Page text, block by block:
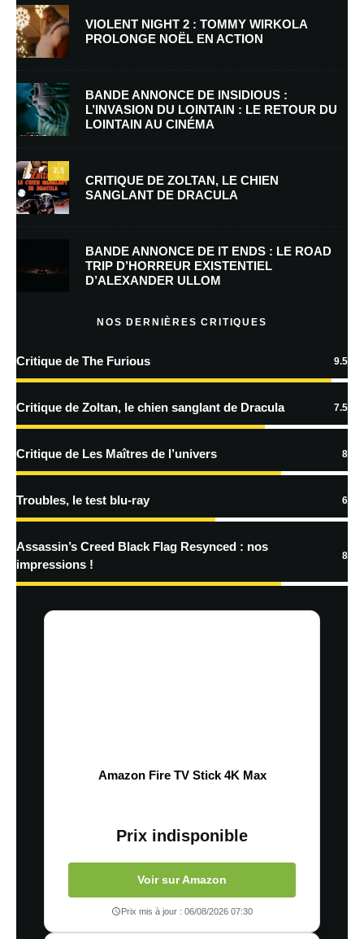
Nom*
E-mail* Site web
Enregistrer mon nom, mon e-mail et mon site dans le navigateur pour
mon prochain commentaire.
Prévenez-moi de tous les nouveaux commentaires par e-mail.
En savoir
traitées
VIOLENT NIGHT 2 : TOMMY WIRKOLA
PROLONGE NOËL EN ACTION
BANDE ANNONCE DE INSIDIOUS :
L’INVASION DU LOINTAIN : LE RETOUR DU
LOINTAIN AU CINÉMA
7.5
CRITIQUE DE ZOLTAN, LE CHIEN
SANGLANT DE DRACULA
BANDE ANNONCE DE IT ENDS : LE ROAD
TRIP D’HORREUR EXISTENTIEL
D’ALEXANDER ULLOM
NOS DERNIÈRES CRITIQUES
Critique de The Furious 9.5
Critique de Zoltan, le chien sanglant de Dracula 7.5
Critique de Les Maîtres de l’univers 8
Troubles, le test blu-ray 6
Assassin’s Creed Black Flag Resynced : nos
impressions !
8
Amazon Fire TV Stick 4K Max
Prix indisponible
Voir sur Amazon
Prix mis à jour : 06/08/2026 07:30